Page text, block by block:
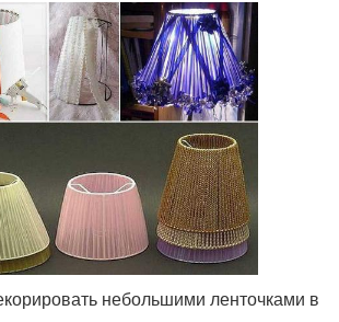
небольшими ленточками в